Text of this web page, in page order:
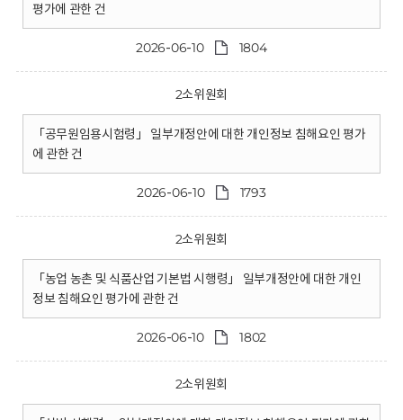
평가에 관한 건
2026-06-10 1804
2소위원회
「공무원임용시험령」 일부개정안에 대한 개인정보 침해요인 평가
에 관한 건
2026-06-10 1793
2소위원회
「농업 농촌 및 식품산업 기본법 시행령」 일부개정안에 대한 개인
정보 침해요인 평가에 관한 건
2026-06-10 1802
2소위원회